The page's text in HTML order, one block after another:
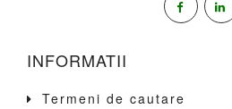
INFORMATII
Termeni de cautare